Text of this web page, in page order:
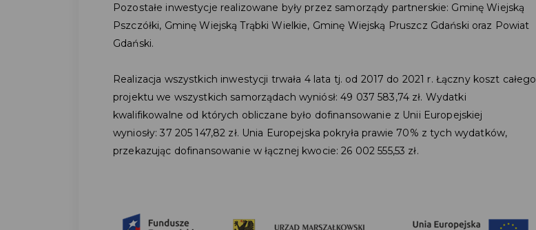
Pozostałe inwestycje realizowane były przez samorządy partnerskie: Gminę Wiejską
Pszczółki, Gminę Wiejską Trąbki Wielkie, Gminę Wiejską Pruszcz Gdański oraz Powiat
Gdański.
Realizacja wszystkich inwestycji trwała 4 lata tj. od 2017 do 2021 r. Łączny koszt całego
projektu we wszystkich samorządach wyniósł: 49 037 583,74 zł. Wydatki
kwalifikowalne od których obliczane było dofinansowanie z Unii Europejskiej
wyniosły: 37 205 147,82 zł. Unia Europejska pokryła prawie 70% z tych wydatków,
przekazując dofinansowanie w łącznej kwocie: 26 002 555,53 zł.